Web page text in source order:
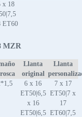
x 18
ET60
MZR
Llanta
original
Llanta
6 x 16
ET50|6,5
x 16
ET50|6,5
7 x 17
ET50|7 x
17
ET60|7,5